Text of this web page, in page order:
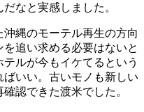
なと実感しました。
縄のモーテル再生の方向
追い求める必要はないと
ルが今もイケてるという
いい。古いモノも新しい
認できた渡米でした。